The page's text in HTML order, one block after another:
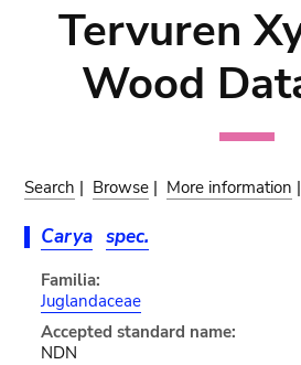
Tervuren
Wood
Search | Browse | More information |
Carya spec.
Familia:
Juglandaceae
Accepted standard name:
NDN